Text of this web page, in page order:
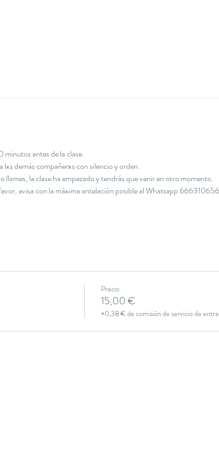
minutos antes de la clase.
lxs demás compañerxs con silencio y orden.
llames, la clase ha empezado y tendrás que venir en otro momento.
avisa con la máxima antelación posible al Whatsapp
Precio
15,00 €
+0,38 € de comisión de servicio de